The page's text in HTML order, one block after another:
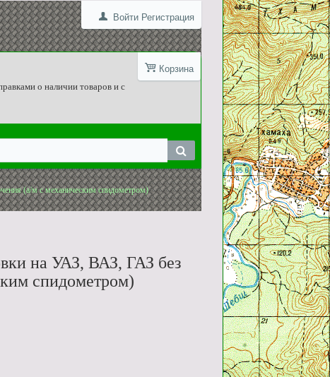
Войти Регистрация
Корзина
о наличии товаров и с
(а/м с механическим спидометром)
на УАЗ, ВАЗ, ГАЗ без
спидометром)